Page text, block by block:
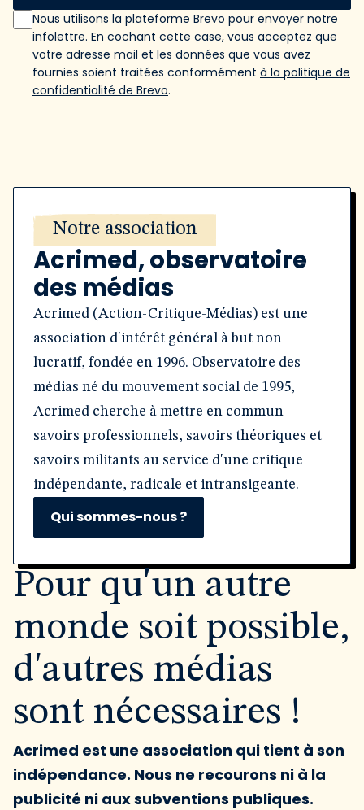
Nous utilisons la plateforme Brevo pour envoyer notre
infolettre. En cochant cette case, vous acceptez que
votre adresse mail et les données que vous avez
fournies soient traitées conformément à la politique de
confidentialité de Brevo.
Notre association
Acrimed, observatoire
des médias
Acrimed (Action-Critique-Médias) est une
association d'intérêt général à but non
lucratif, fondée en 1996. Observatoire des
médias né du mouvement social de 1995,
Acrimed cherche à mettre en commun
savoirs professionnels, savoirs théoriques et
savoirs militants au service d'une critique
indépendante, radicale et intransigeante.
Qui sommes-nous ?
Pour qu'un autre
monde soit possible,
d'autres médias
sont nécessaires !
Acrimed est une association qui tient à son
indépendance. Nous ne recourons ni à la
publicité ni aux subventions publiques.